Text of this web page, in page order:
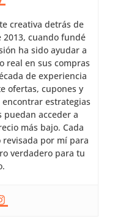
creativa detrás de
2013, cuando fundé
ha sido ayudar a
real en sus compras
de experiencia
ofertas, cupones y
estrategias
puedan acceder a
más bajo. Cada
por mí para
verdadero para tu